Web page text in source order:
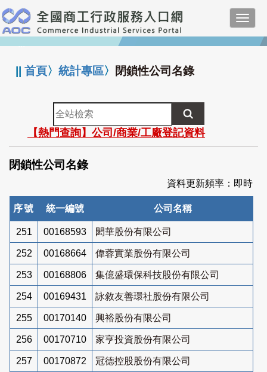
跳
到
主
要
:::
||首頁〉統計專區〉 閉鎖性公司名錄
全
站
檢
索
【熱門查詢】公司/商業/工廠登記資料
閉鎖性公司名錄
資料更新頻率：即時
序號 統一編號 公司名稱
251 00168593 閎華股份有限公司
252 00168664 偉蓉實業股份有限公司
253 00168806 集億盛環保科技股份有限公司
254 00169431 詠敘友善環社股份有限公司
255 00170140 興裕股份有限公司
256 00170710 家亨投資股份有限公司
257 00170872 冠德控股股份有限公司